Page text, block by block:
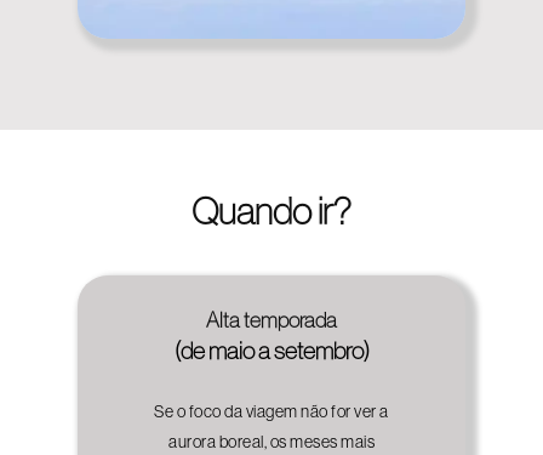
Quando ir?
Alta temporada
(de maio a setembro)
Se o foco da viagem não for ver a
aurora boreal, os meses mais